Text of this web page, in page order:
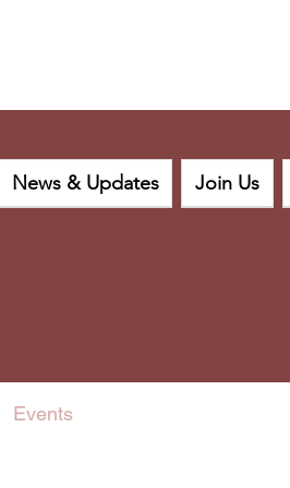
News & Updates Join Us
Events